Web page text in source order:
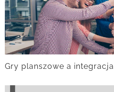
Gry planszowe a